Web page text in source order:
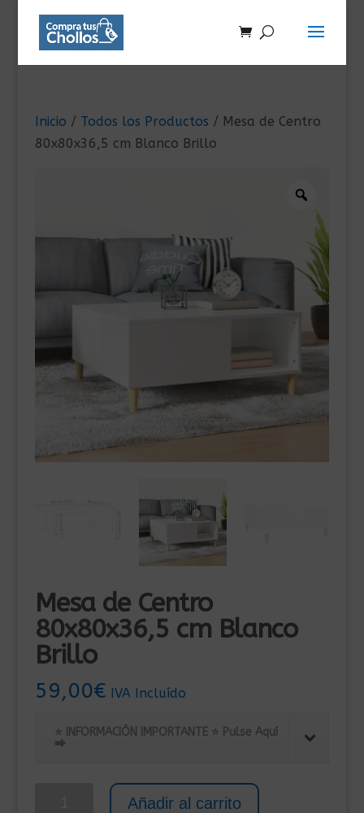
Inicio / Todos los Productos / Mesa de Centro
80x80x36,5 cm Blanco Brillo
Mesa de Centro
80x80x36,5 cm Blanco
Brillo
59,00€ IVA Incluído
⭐ INFORMACIÓN IMPORTANTE ⭐ Pulse Aquí
⮕
Añadir al carrito